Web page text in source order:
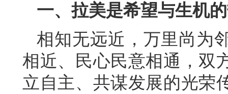
一、拉美是希望与生机
相知无远近，万里尚为
相近、民心民意相通，双
立自主、共谋发展的光荣